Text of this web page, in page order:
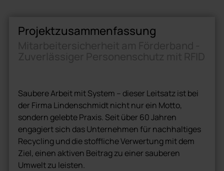
Projektzusammenfassung
Saubere Arbeit mit System – dieser Leitsatz ist bei
der Firma Lindenschmidt nicht nur ein Motto,
sondern gelebte Praxis. Seit über 60 Jahren
engagiert sich das Unternehmen für nachhaltiges
Recycling und die stoffliche Verwertung mit dem
Ziel, einen aktiven Beitrag zu einer sauberen
Umwelt zu leisten.